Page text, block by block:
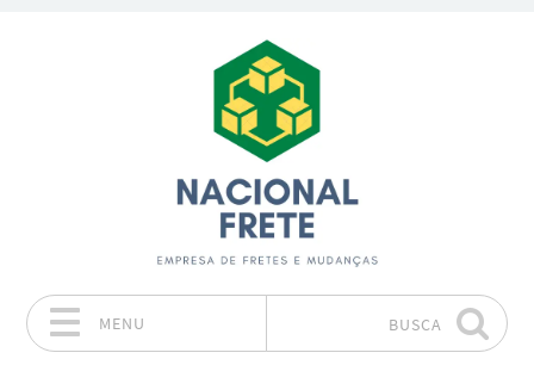
MENU BUSCA